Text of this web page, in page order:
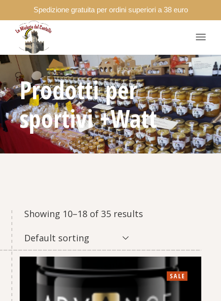
Spedizione gratuita per ordini superiori a 38 euro
Prodotti per
sportivi +Watt
Showing 10–18 of 35 results
Default sorting
SALE